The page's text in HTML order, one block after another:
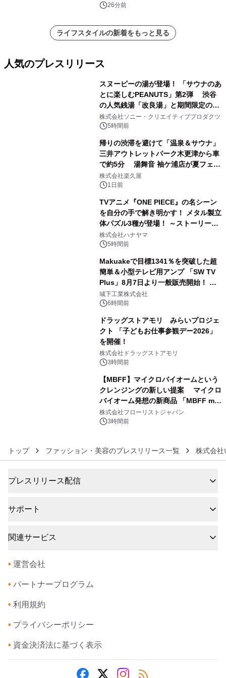
26分前
ライフスタイルの新着をもっと見る
人気のプレスリリース
スヌーピーの湯が登場！ 「サウナのあ
とに楽しむPEANUTS」第2弾 渋谷
の人気銭湯「改良湯」と期間限定のコ
ラボレーション サウナイキタイコラ
ボグッズも発売決定！
株式会社ソニー・クリエイティブプロダクツ
5時間前
帰りの渋滞を避けて「温泉＆サウナ」
三井アウトレットパーク木更津から車
で約5分 湯舞音 袖ケ浦店が夏フェア
メニューを提供
株式会社楽久屋
1日前
TVアニメ『ONE PIECE』の名シーン
を自分の手で解き明かす！ メタル製立
体パズル3種が登場！ ～ストーリーと
ギミックが融合した 大人の体験型パズ
ルが8月7日(金)12時より先行予約受付
株式会社ハナヤマ
5時間前
Makuakeで目標1341％を突破した超
簡単＆小型テレビ用アンプ 「SW TV
Plus」8月7日より一般販売開始！ ケ
ーブル1本つなぐだけ、テレビの音が
ぐっと豊かに
城下工業株式会社
6時間前
ドラッグストアモリ みらいプロジェ
クト 「子どもお仕事参観デー2026」
を開催！
株式会社ドラッグストアモリ
3時間前
【MBFF】マイクロバイオームという
クレンジングの新しい提案 マイクロ
バイオーム発想の新商品 「MBFF mb
クレンジングPRO」を2026年8月6日
発売
株式会社フローリストジャパン
3時間前
トップ ファッション・美容のプレスリリース一覧 株式会社
プレスリリース配信
サポート
関連サービス
• 運営会社
• パートナープログラム
• 利用規約
• プライバシーポリシー
• 資金決済法に基づく表示